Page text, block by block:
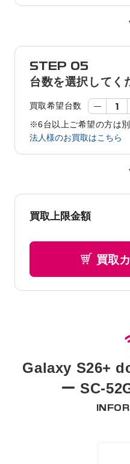
STEP 05
台数を選択してく
買取希望台数
※6台以上ご希望の方は別
法人様のお買取はこちら
買取上限金額
買取
Galaxy S26+
ー SC-